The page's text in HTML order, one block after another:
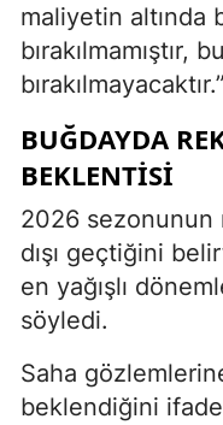
maliyetin altında
bırakılmamıştır,
bırakılmayacaktır.”
BUĞDAYDA
BEKLENTISI
2026 sezonunun
dışı geçtiğini
en yağışlı
söyledi.
Saha
beklendiğini